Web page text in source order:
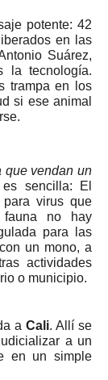
potente: 42
en las
Suárez,
la tecnología.
trampa en los
si ese animal
que vendan un
sencilla: El
virus que
no hay
para las
un mono, a
actividades
o municipio.
a Cali. Allí se
a un
en un simple